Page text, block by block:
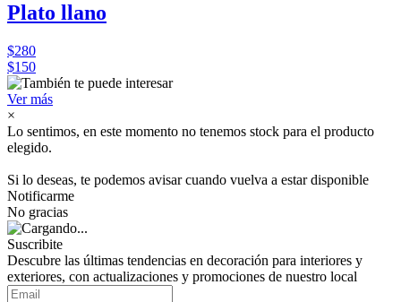
Plato llano
$280
$150
Ver más
×
Lo sentimos, en este momento no tenemos stock para el producto
elegido.
Si lo deseas, te podemos avisar cuando vuelva a estar disponible
Notificarme
No gracias
Suscribite
Descubre las últimas tendencias en decoración para interiores y
exteriores, con actualizaciones y promociones de nuestro local